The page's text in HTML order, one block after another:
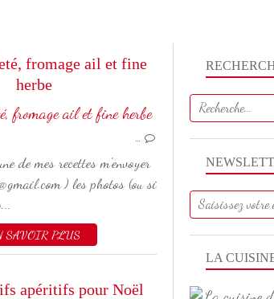
NOËL
fromage ail et fine
herbe
…
de mes recettes m'envoyer
) les photos (ou si
SAVOIR PLUS
apéritifs pour Noël
LA